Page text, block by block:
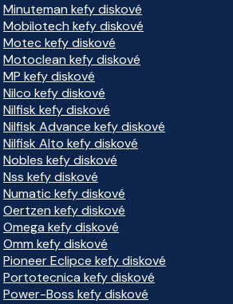
Minuteman kefy diskové
Mobilotech kefy diskové
Motec kefy diskové
Motoclean kefy diskové
MP kefy diskové
Nilco kefy diskové
Nilfisk kefy diskové
Nilfisk Advance kefy diskové
Nilfisk Alto kefy diskové
Nobles kefy diskové
Nss kefy diskové
Numatic kefy diskové
Oertzen kefy diskové
Omega kefy diskové
Omm kefy diskové
Pioneer Eclipce kefy diskové
Portotecnica kefy diskové
Power-Boss kefy diskové